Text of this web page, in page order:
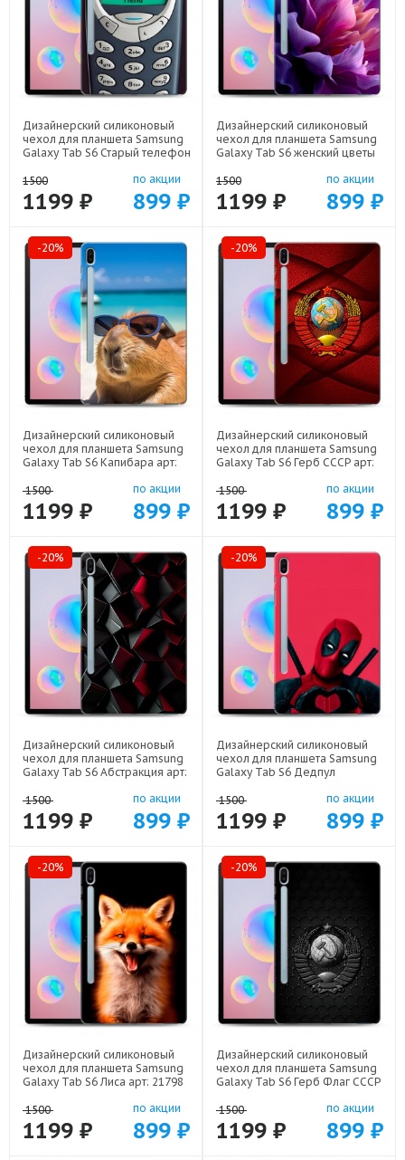
Дизайнерский силиконовый
чехол для планшета Samsung
Galaxy Tab S6 Старый телефон
1500
1199 ₽
по акции
899 ₽
Дизайнерский силиконовый
чехол для планшета Samsung
Galaxy Tab S6 женский цветы
1500
1199 ₽
по акции
899 ₽
-20%
Дизайнерский силиконовый
чехол для планшета Samsung
Galaxy Tab S6 Капибара арт:
1500
1199 ₽
по акции
899 ₽
-20%
Дизайнерский силиконовый
чехол для планшета Samsung
Galaxy Tab S6 Герб СССР арт:
1500
1199 ₽
по акции
899 ₽
-20%
Дизайнерский силиконовый
чехол для планшета Samsung
Galaxy Tab S6 Абстракция арт:
1500
1199 ₽
по акции
899 ₽
-20%
Дизайнерский силиконовый
чехол для планшета Samsung
Galaxy Tab S6 Дедпул
1500
1199 ₽
по акции
899 ₽
-20%
Дизайнерский силиконовый
чехол для планшета Samsung
Galaxy Tab S6 Лиса арт: 21798
1500
1199 ₽
по акции
899 ₽
-20%
Дизайнерский силиконовый
чехол для планшета Samsung
Galaxy Tab S6 Герб Флаг СССР
1500
1199 ₽
по акции
899 ₽